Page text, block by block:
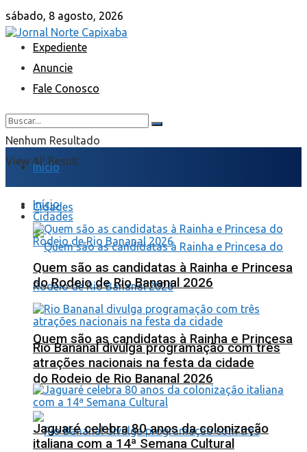
sábado, 8 agosto, 2026
Expediente
Anuncie
Fale Conosco
Nenhum Resultado
View All Result
Início
Cidades
Quem são as candidatas à Rainha e Princesa
do Rodeio de Rio Bananal 2026
Início
Cidades
Quem são as candidatas à Rainha e Princesa
do Rodeio de Rio Bananal 2026
Rio Bananal divulga programação com três
atrações nacionais na festa da cidade
Jaguaré celebra 80 anos da colonização
italiana com a 14ª Semana Cultural